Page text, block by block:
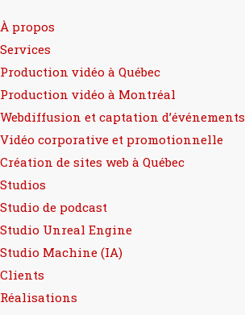
À propos
Services
Production vidéo à Québec
Production vidéo à Montréal
Webdiffusion et captation d’événements
Vidéo corporative et promotionnelle
Création de sites web à Québec
Studios
Studio de podcast
Studio Unreal Engine
Studio Machine (IA)
Clients
Réalisations